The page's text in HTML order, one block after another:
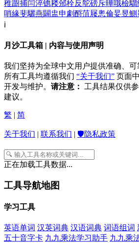
稚躕捕闫淬锪耧邠栓反鸵磅斥曄哦檢騮
哨緣斐驪燕闢 盅 申劇酹菹屦悤倫妟昱鰂
ℹ️
月沙工具箱 | 内容与使用声明
我们坚持为全球中文用户提供准确、可
所有工具均遵循我们 “关于我们” 页面
开发与维护。 请注意：
工具结果仅供
建议。
繁 | 简
关于我们 | 联系我们 | 🛡️隐私政策
正在加载工具数据...
工具导航地图
学习工具
英语单词 汉英词典 汉语词典 词语组词
五十音字卡 九九乘法学习助手 九九乘